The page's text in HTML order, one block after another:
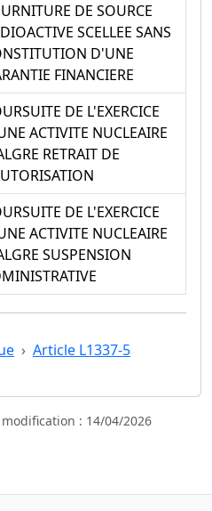
DE SOURCE
SCELLEE SANS
D'UNE
FINANCIERE
DE L'EXERCICE
ACTIVITE NUCLEAIRE
RETRAIT DE
DE L'EXERCICE
ACTIVITE NUCLEAIRE
SUSPENSION
Article L1337-5
modification : 14/04/2026